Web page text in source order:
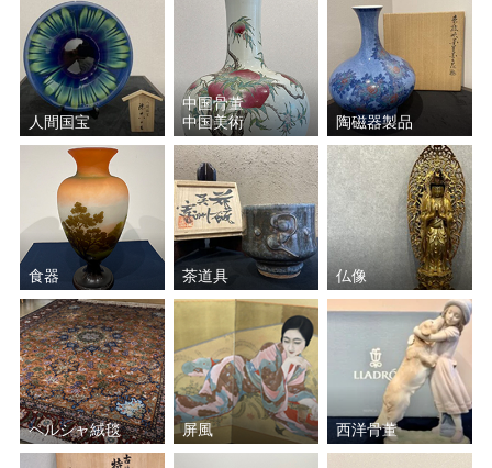
織田 廣喜 グスタフ・クリムト
前川 強 萬 鉄五郎
藤井 勉 田染 幸雄
和田 英作 平川 敏夫
鈴木 信太郎 五味 悌四郎
平賀 亀祐 秋野 不矩
Ｊ.トレンツ・リャド 山口 華楊
ジャン＝ピエール・カシニ
ョール
斎藤 真一
人間国宝
中国骨董
中国美術
陶磁器製品
食器 茶道具 仏像
ペルシャ絨毯 屏風 西洋骨董